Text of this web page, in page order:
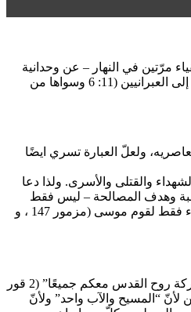
مرّتين في النهار – عن وحدانية
الله – والمسلمون خمسًا، نُعيده نحن كلّ مرّة نتلو “قانون الإيمان”: “نؤمن بإله واحد”. ونذكر نصوصًا ليس فقط من العهد القديم (خصوصًا مزمور 18 – 17 ) بل أيضًا من الرسالة إلى العبرانيين (11: 6 وسواها من
ولعلّ العبارة تسري ايضًا
والقتلى والأسرى. ولذا دعا
وهدف المصالحة – ليس فقط
لتسبيح الله وطلب المغفرة والإشادة بالخالق وجمال الخلق، بل ايضًا للطعن في “الأعداء”، ولتبيان امتياز الشعب العبري دون غيره، واحتكاره للعهد ولمعرفة رسوم الله والفداء فقط لقوم موسى (مزمور 147 ، و
وما أدرانا ما قورنثوس ومَن “أهلها” الذين كان معظمهم غير أهل لاعتبار أو إكبار! مع هذا ، يكتب إليهم مار بولس عن سرّ الثالوث الأقدس: “نعمة يسوع المسيح ومحبّة الله وشركة روح القدس معكم جميعًا” (2 قور
أنّ يسوع هو تجسّد كلمة الله (يوحنا 1 : 1 و 14). وليس المسيحيّون مُشركين لأنّ “المسيح والآب واحد” ولأنّ